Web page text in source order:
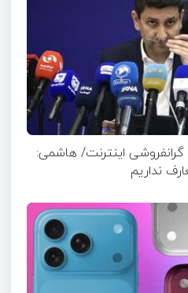
گرانفروشی اینترنت/ هاشمی:
نداریم